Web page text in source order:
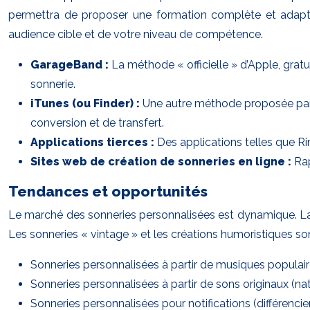
permettra de proposer une formation complète et
audience cible et de votre niveau de compétence.
GarageBand : La méthode « officielle » d’Apple,
sonnerie.
iTunes (ou Finder) : Une autre méthode proposée
conversion et de transfert.
Applications tierces : Des applications telles que
Sites web de création de sonneries en ligne :
Tendances et opportunités
Le marché des sonneries personnalisées est dynamique.
Les sonneries « vintage » et les créations humoristiques
Sonneries personnalisées à partir de musiques
Sonneries personnalisées à partir de sons originaux
Sonneries personnalisées pour notifications